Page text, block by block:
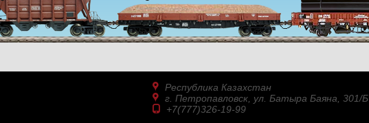
Республика Казахстан
г. Петропавловск, ул. Батыра Баяна, 301/Б
+7(777)326-19-99